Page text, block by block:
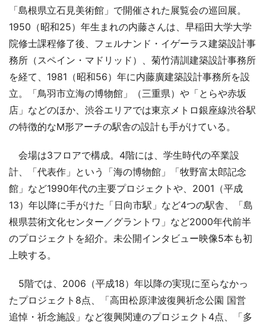
「島根県立石見美術館」で開催された展覧会の巡回展。
1950（昭和25）年生まれの内藤さんは、早稲田大学大学
院修士課程修了後、フェルナンド・イゲーラス建築設計事
務所（スペイン・マドリッド）、菊竹清訓建築設計事務所
を経て、1981（昭和56）年に内藤廣建築設計事務所を設
立。「鳥羽市立海の博物館」（三重県）や「とらや赤坂
店」などのほか、渋谷エリアでは東京メトロ銀座線渋谷駅
の特徴的なM形アーチの駅舎の設計も手がけている。
会場は3フロアで構成。4階には、学生時代の卒業設
計、「代表作」という「海の博物館」「牧野富太郎記念
館」など1990年代の主要プロジェクトや、2001（平成
13）年以降に手がけた「日向市駅」など4つの駅舎、「島
根県芸術文化センター／グラントワ」など2000年代前半
のプロジェクトを紹介。未公開インタビュー映像5本も初
上映する。
5階では、2006（平成18）年以降の実現に至らなかっ
たプロジェクト8点、「高田松原津波復興祈念公園 国営
追悼・祈念施設」など復興関連のプロジェクト4点、「多